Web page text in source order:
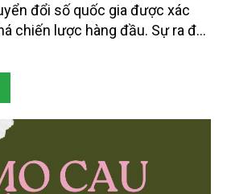
đổi số quốc gia được xác
chiến lược hàng đầu. Sự ra đời
trình cải cách toàn diện,
cung ứng và nâng cao hiệu
và môi trường.